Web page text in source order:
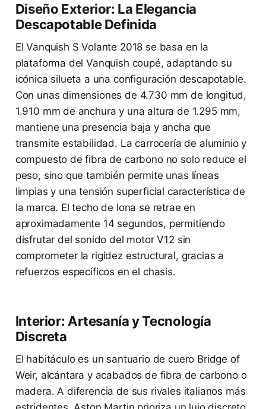
Diseño Exterior: La Elegancia
Descapotable Definida
El Vanquish S Volante 2018 se basa en la
plataforma del Vanquish coupé, adaptando su
icónica silueta a una configuración descapotable.
Con unas dimensiones de 4.730 mm de longitud,
1.910 mm de anchura y una altura de 1.295 mm,
mantiene una presencia baja y ancha que
transmite estabilidad. La carrocería de aluminio y
compuesto de fibra de carbono no solo reduce el
peso, sino que también permite unas líneas
limpias y una tensión superficial característica de
la marca. El techo de lona se retrae en
aproximadamente 14 segundos, permitiendo
disfrutar del sonido del motor V12 sin
comprometer la rigidez estructural, gracias a
refuerzos específicos en el chasis.
Interior: Artesanía y Tecnología
Discreta
El habitáculo es un santuario de cuero Bridge of
Weir, alcántara y acabados de fibra de carbono o
madera. A diferencia de sus rivales italianos más